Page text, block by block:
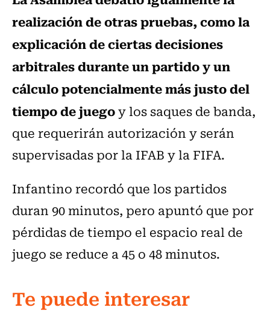
realización de otras pruebas, como la
explicación de ciertas decisiones
arbitrales durante un partido y un
cálculo potencialmente más justo del
tiempo de juegoy los saques de banda,
que requerirán autorización y serán
supervisadas por la IFAB y la FIFA.
Infantino recordó que los partidos
duran 90 minutos, pero apuntó que por
pérdidas de tiempo el espacio real de
juego se reduce a 45 o 48 minutos.
Te puede interesar